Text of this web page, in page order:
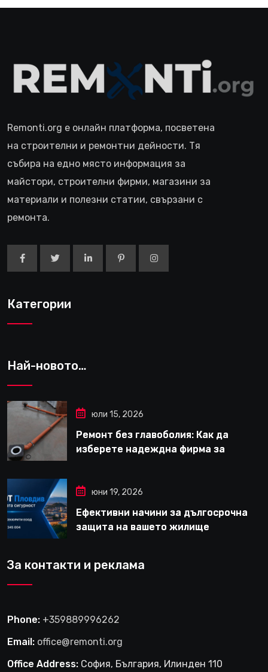
Remonti.org е онлайн платформа, посветена
на строителни и ремонтни дейности. Тя
събира на едно място информация за
майстори, строителни фирми, магазини за
материали и полезни статии, свързани с
ремонта.
Категории
Най-новото…
юли 15, 2026
Ремонт без главоболия: Как да
изберете надеждна фирма за
юни 19, 2026
Ефективни начини за дългосрочна
защита на вашето жилище
За контакти и реклама
Phone: +359889996262
Email: office@remonti.org
Office Address: София, България, Илинден 110